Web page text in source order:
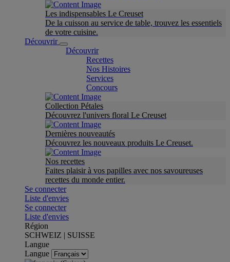
Les indispensables Le Creuset
De la cuisson au service de table, trouvez les essentiels
de votre cuisine.
Découvrir
Découvrir
Recettes
Nos Histoires
Services
Concours
Collection Pétales
Découvrez l'univers floral Le Creuset
Dernières nouveautés
Découvrez les nouveaux produits Le Creuset.
Nos recettes
Faites plaisir à vos papilles avec nos savoureuses
recettes du monde entier.
Se connecter
Liste d'envies
Se connecter
Liste d'envies
Région
SCHWEIZ | SUISSE
Langue
Langue